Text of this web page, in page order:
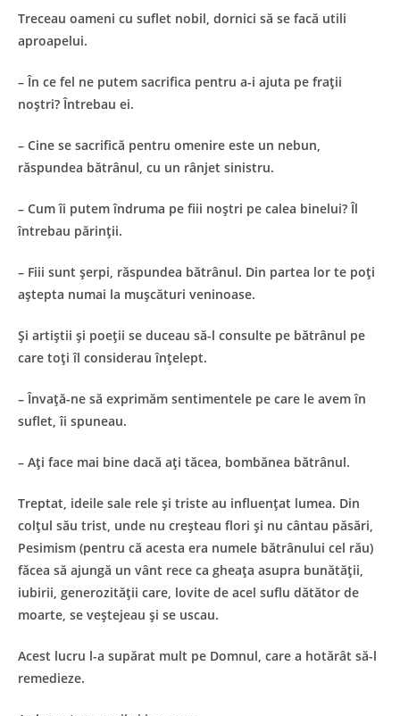
Treceau oameni cu suflet nobil, dornici să se facă utili
aproapelui.
– În ce fel ne putem sacrifica pentru a-i ajuta pe fraţii
noştri? Întrebau ei.
– Cine se sacrifică pentru omenire este un nebun,
răspundea bătrânul, cu un rânjet sinistru.
– Cum îi putem îndruma pe fiii noştri pe calea binelui? Îl
întrebau părinţii.
– Fiii sunt şerpi, răspundea bătrânul. Din partea lor te poţi
aştepta numai la muşcături veninoase.
Şi artiştii şi poeţii se duceau să-l consulte pe bătrânul pe
care toţi îl considerau înţelept.
– Învaţă-ne să exprimăm sentimentele pe care le avem în
suflet, îi spuneau.
– Aţi face mai bine dacă aţi tăcea, bombănea bătrânul.
Treptat, ideile sale rele şi triste au influenţat lumea. Din
colţul său trist, unde nu creşteau flori şi nu cântau păsări,
Pesimism (pentru că acesta era numele bătrânului cel rău)
făcea să ajungă un vânt rece ca gheaţa asupra bunătăţii,
iubirii, generozităţii care, lovite de acel suflu dătător de
moarte, se veştejeau şi se uscau.
Acest lucru l-a supărat mult pe Domnul, care a hotărât să-l
remedieze.